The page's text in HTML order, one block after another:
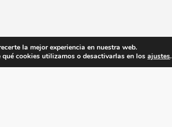
la mejor experiencia en nuestra web.
qué cookies utilizamos o desactivarlas en losajustes.